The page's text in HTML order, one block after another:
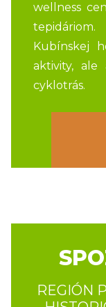
wellness
Kubínskej
aktivity,
cyklotrás.
REGIÓN